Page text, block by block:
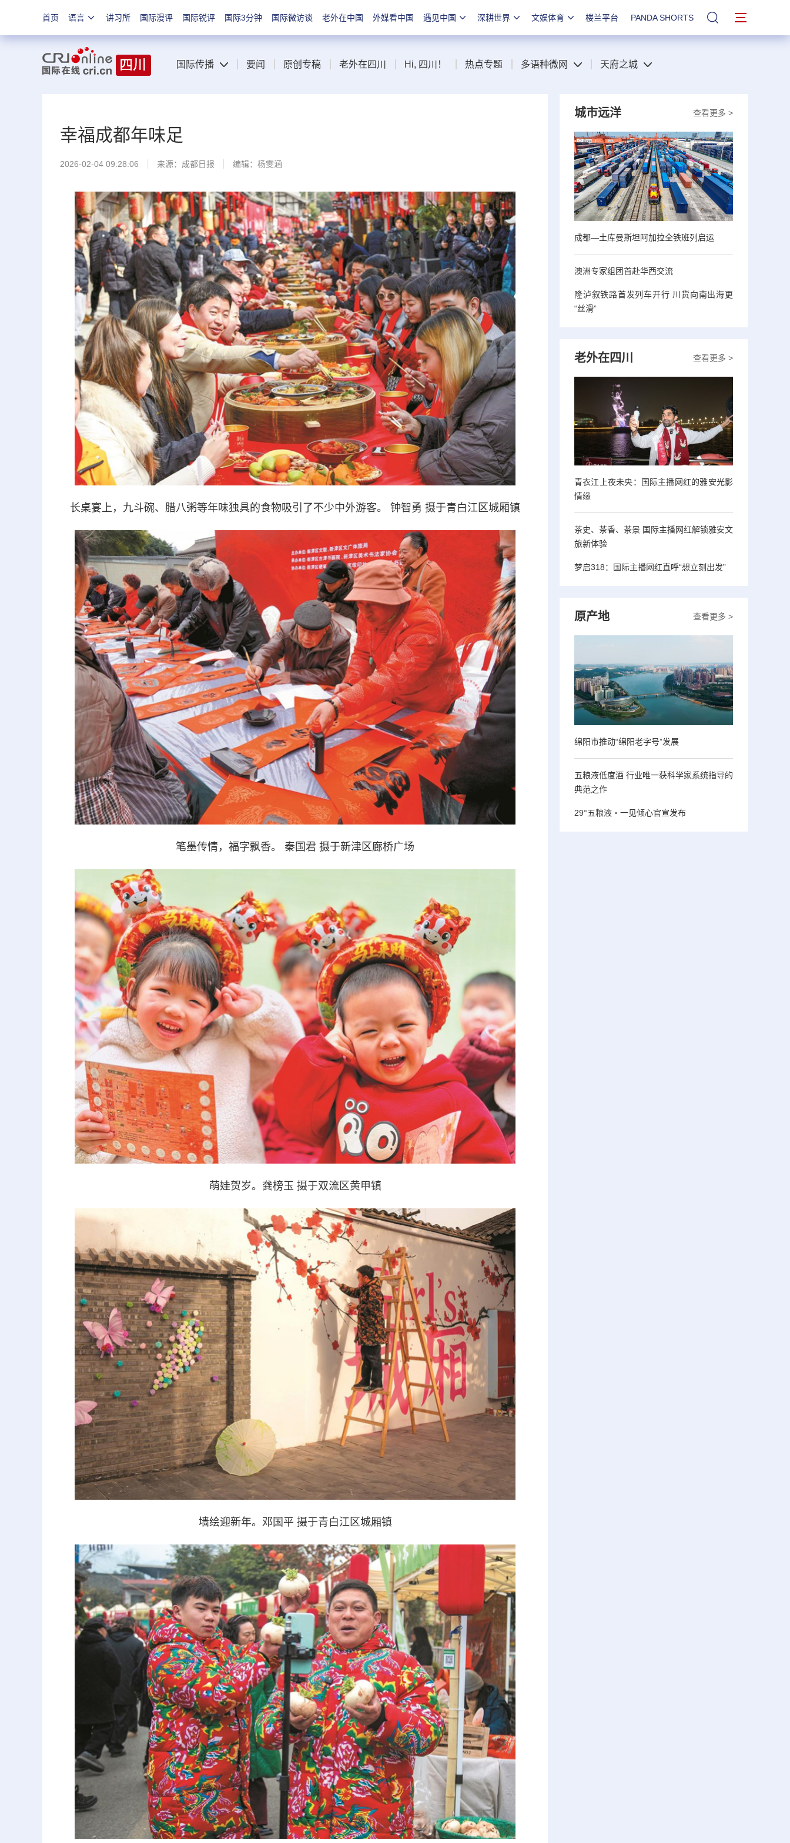
首页 语言 讲习所 国际漫评 国际锐评 国际3分钟 国际微访谈 老外在中国 外媒看中国 遇见中国 深耕世界 文娱体育 楼兰平台 PANDA SHORTS 站内搜索
国际传播 要闻 原创专稿 老外在四川 Hi, 四川！ 热点专题 多语种微网 天府之城
幸福成都年味足
2026-02-04 09:28:06 来源： 成都日报 编辑：杨雯涵
长桌宴上，九斗碗、腊八粥等年味独具的食物吸引了不少中外游客。 钟智勇 摄于青白江区城厢镇
笔墨传情，福字飘香。 秦国君 摄于新津区廊桥广场
萌娃贺岁。龚榜玉 摄于双流区黄甲镇
墙绘迎新年。邓国平 摄于青白江区城厢镇
查看更多 >
城市远洋
成都—土库曼斯坦阿加拉全铁班列启运
澳洲专家组团首赴华西交流
隆泸叙铁路首发列车开行 川货向南出海更
“丝滑”
查看更多 >
老外在四川
青衣江上夜未央：国际主播网红的雅安光影
情缘
茶史、茶香、茶景 国际主播网红解锁雅安文
旅新体验
梦启318：国际主播网红直呼“想立刻出发”
查看更多 >
原产地
绵阳市推动“绵阳老字号”发展
五粮液低度酒 行业唯一获科学家系统指导的
典范之作
29°五粮液・一见倾心官宣发布